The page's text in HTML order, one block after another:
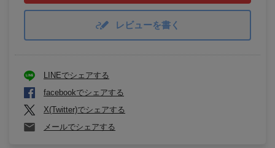
レビューを書く
LINEでシェアする
facebookでシェアする
X(Twitter)でシェアする
メールでシェアする